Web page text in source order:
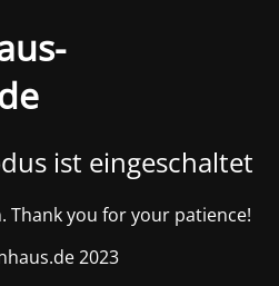
ist eingeschaltet
Thank you for your patience!
2023